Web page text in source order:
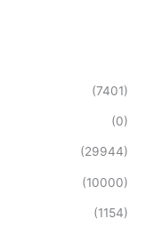
(7401)
(0)
(29944)
(10000)
(1154)